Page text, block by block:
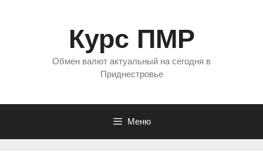
Курс ПМР
Обмен валют актуальный на сегодня в
Приднестровье
Меню